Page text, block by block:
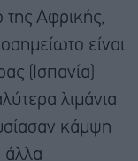
της Αφρικής,
είναι
(Ισπανία)
λιμάνια
κάμψη
άλλα